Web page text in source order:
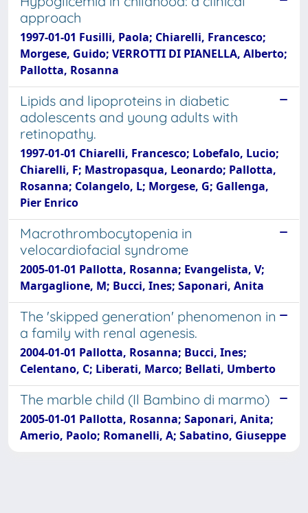
approach
1997-01-01 Fusilli, Paola; Chiarelli, Francesco;
Morgese, Guido; VERROTTI DI PIANELLA, Alberto;
Pallotta, Rosanna
Lipids and lipoproteins in diabetic
adolescents and young adults with
retinopathy.
1997-01-01 Chiarelli, Francesco; Lobefalo, Lucio;
Chiarelli, F; Mastropasqua, Leonardo; Pallotta,
Rosanna; Colangelo, L; Morgese, G; Gallenga,
Pier Enrico
Macrothrombocytopenia in
velocardiofacial syndrome
2005-01-01 Pallotta, Rosanna; Evangelista, V;
Margaglione, M; Bucci, Ines; Saponari, Anita
The 'skipped generation' phenomenon in
a family with renal agenesis.
2004-01-01 Pallotta, Rosanna; Bucci, Ines;
Celentano, C; Liberati, Marco; Bellati, Umberto
The marble child (Il Bambino di marmo)
2005-01-01 Pallotta, Rosanna; Saponari, Anita;
Amerio, Paolo; Romanelli, A; Sabatino, Giuseppe